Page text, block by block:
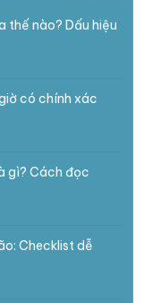
thế nào? Dấu hiệu
có chính xác
gì? Cách đọc
Checklist dễ